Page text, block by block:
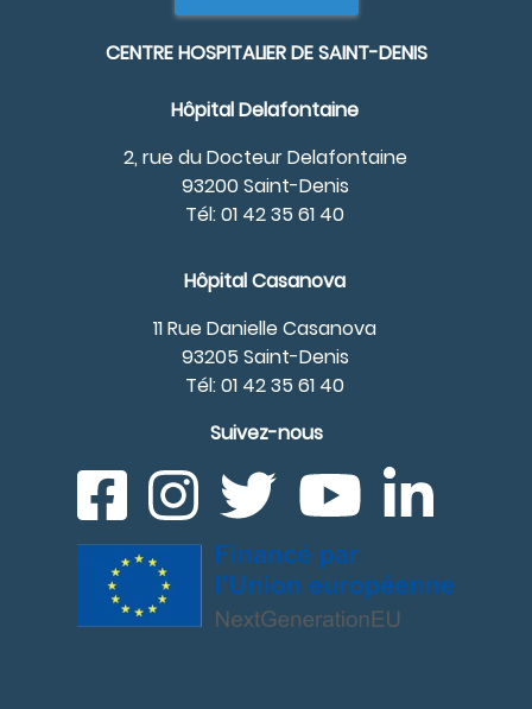
CENTRE HOSPITALIER DE SAINT-DENIS
Hôpital Delafontaine
2, rue du Docteur Delafontaine
93200 Saint-Denis
Tél: 01 42 35 61 40
Hôpital Casanova
11 Rue Danielle Casanova
93205 Saint-Denis
Tél: 01 42 35 61 40
Suivez-nous